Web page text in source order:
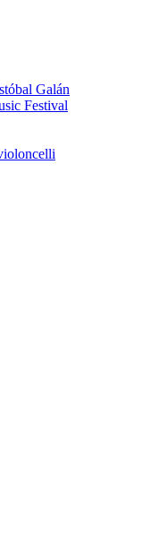
Galán
Festival